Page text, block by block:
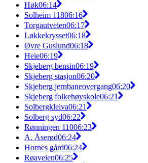
Høk06:14
Solheim 11806:16
Torgautveien06:17
Løkkekrysset06:18
Øvre Guslund06:18
Heie06:19
Skjeberg bensin06:19
Skjeberg stasjon06:20
Skjeberg jernbaneovergang06:20
Skjeberg folkehøyskole06:21
Solbergkleiva06:21
Solberg syd06:22
Rønningen 11006:23
A. Åserød06:24
Hornes gård06:24
Røaveien06:25